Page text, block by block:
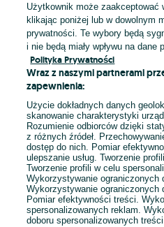
Kontynuuj
LUB
E-mail
Hasło
Użytkownik może zaakceptować
klikając poniżej lub w dowolnym
prywatności. Te wybory będą
i nie będą miały wpływu na dane
Polityka Prywatności
Wraz z naszymi partnerami
zapewnienia:
Użycie dokładnych danych
skanowanie charakterystyki
Rozumienie odbiorców dzięki
z różnych źródeł.
dostęp do nich. Pomiar
ulepszanie usług. Tworzenie
Tworzenie profili w celu
Wykorzystywanie ograniczonych
Wykorzystywanie ograniczonych
Pomiar efektywności treści.
spersonalizowanych reklam.
doboru spersonalizowanych treści.